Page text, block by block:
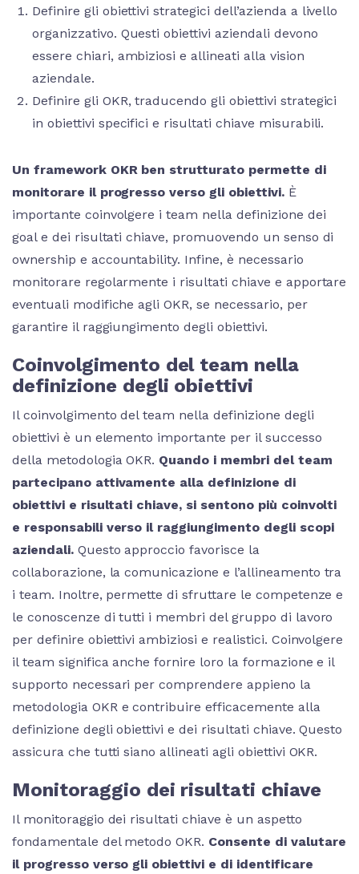
Definire gli obiettivi strategici dell’azienda a livello
organizzativo. Questi obiettivi aziendali devono
essere chiari, ambiziosi e allineati alla vision
aziendale.
Definire gli OKR, traducendo gli obiettivi strategici
in obiettivi specifici e risultati chiave misurabili.
Un framework OKR ben strutturato permette di
monitorare il progresso verso gli obiettivi.È
importante coinvolgere i team nella definizione dei
goal e dei risultati chiave, promuovendo un senso di
ownership e accountability. Infine, è necessario
monitorare regolarmente i risultati chiave e apportare
eventuali modifiche agli OKR, se necessario, per
garantire il raggiungimento degli obiettivi.
Coinvolgimento del team nella
definizione degli obiettivi
Il coinvolgimento del team nella definizione degli
obiettivi è un elemento importante per il successo
della metodologia OKR. Quando i membri del team
partecipano attivamente alla definizione di
obiettivi e risultati chiave, si sentono più coinvolti
e responsabili verso il raggiungimento degli scopi
aziendali.Questo approccio favorisce la
collaborazione, la comunicazione e l’allineamento tra
i team. Inoltre, permette di sfruttare le competenze e
le conoscenze di tutti i membri del gruppo di lavoro
per definire obiettivi ambiziosi e realistici. Coinvolgere
il team significa anche fornire loro la formazione e il
supporto necessari per comprendere appieno la
metodologia OKR e contribuire efficacemente alla
definizione degli obiettivi e dei risultati chiave. Questo
assicura che tutti siano allineati agli obiettivi OKR.
Monitoraggio dei risultati chiave
Il monitoraggio dei risultati chiave è un aspetto
fondamentale del metodo OKR. Consente di valutare
il progresso verso gli obiettivi e di identificare